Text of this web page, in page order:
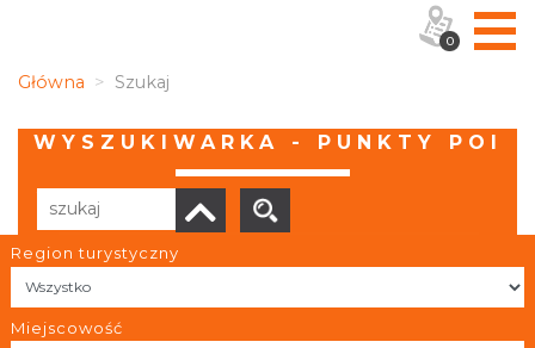
Główna Szukaj
WYSZUKIWARKA - PUNKTY POI
Region turystyczny
Miejscowość
Liczba elementów:
0